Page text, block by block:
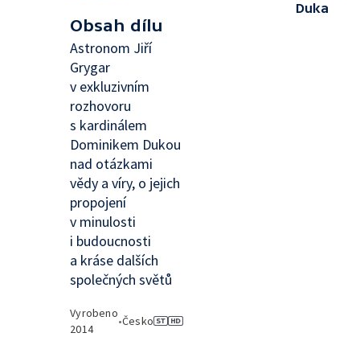
Obsah dílu
Astronom Jiří
Grygar
v exkluzivním
rozhovoru
s kardinálem
Dominikem Dukou
nad otázkami
vědy a víry, o jejich
propojení
v minulosti
i budoucnosti
a kráse dalších
společných světů
Vyrobeno
2014
•Česko
Duka